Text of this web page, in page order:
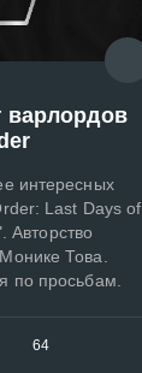
интересных
Last Days of
Авторство
Това.
по просьбам.
64